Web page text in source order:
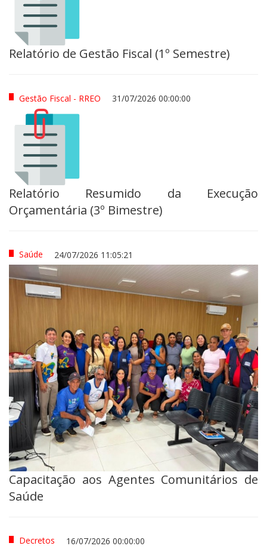
Relatório de Gestão Fiscal (1º Semestre)
Gestão Fiscal - RREO 31/07/2026 00:00:00
Relatório Resumido da Execução
Orçamentária (3º Bimestre)
Saúde 24/07/2026 11:05:21
Capacitação aos Agentes Comunitários de
Saúde
Decretos 16/07/2026 00:00:00